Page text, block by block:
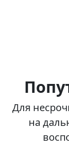
Для
на